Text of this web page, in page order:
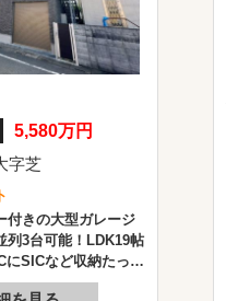
5,580万円
字芝
付きの大型ガレージ
列3台可能！LDK19帖
にSICなど収納たっぷ
洗機・ジェットバ